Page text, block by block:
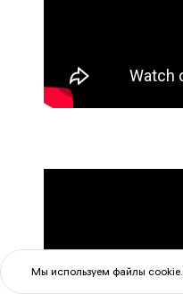
Мы используем файлы cookie.